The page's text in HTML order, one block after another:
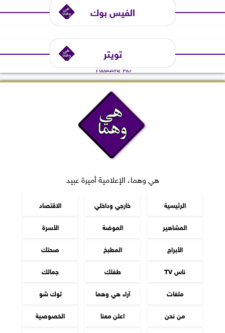
الفيس بوك
تويتر
Tweets by
هي وهما، الإعلامية أميرة عبيد
الرئيسية خارجي وداخلي
الاقتصاد
المشاهير
الموضة
الأسرة
الأبراج
المطبخ
صحتك
ناس TV
طفلك
جمالك
ملفات
آراء هي وهما
توك شو
من نحن
اعلن معنا
الخصوصية